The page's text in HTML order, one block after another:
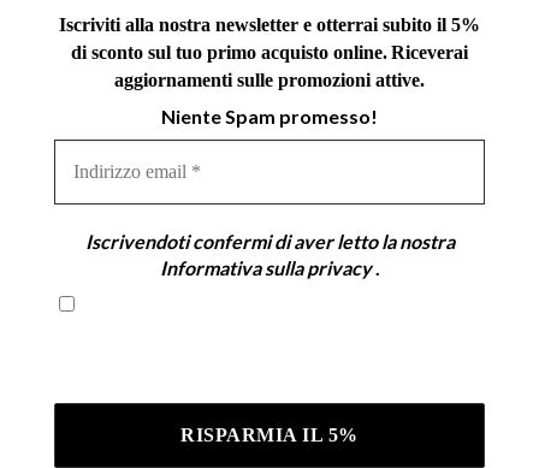
Iscriviti alla nostra newsletter e otterrai subito il 5%
di sconto sul tuo primo acquisto online.Riceverai
aggiornamenti sulle promozioni attive.
Niente Spam promesso!
email
Iscrivendoti confermi di aver letto la nostra
Informativa sulla privacy.